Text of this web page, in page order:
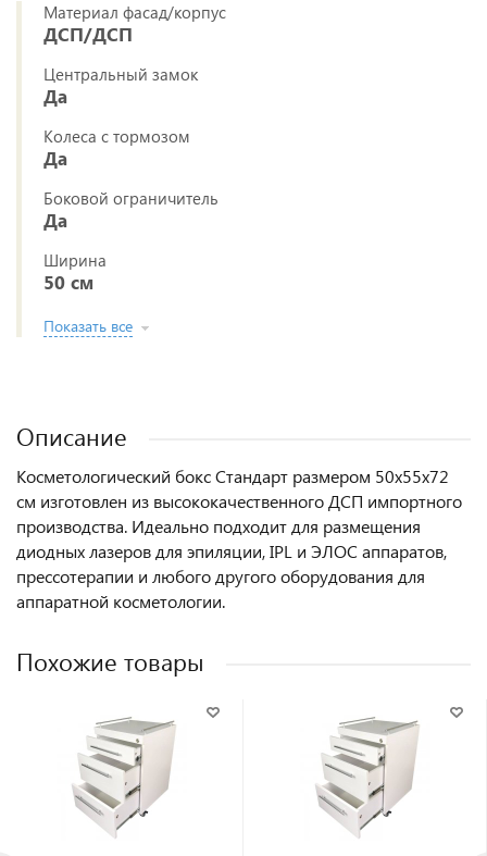
Материал фасад/корпус
ДСП/ДСП
Центральный замок
Да
Колеса с тормозом
Да
Боковой ограничитель
Да
Ширина
50 см
Показать все
Описание
Косметологический бокс Стандарт размером 50x55x72
см изготовлен из высококачественного ДСП импортного
производства. Идеально подходит для размещения
диодных лазеров для эпиляции, IPL и ЭЛОС аппаратов,
прессотерапии и любого другого оборудования для
аппаратной косметологии.
Похожие товары